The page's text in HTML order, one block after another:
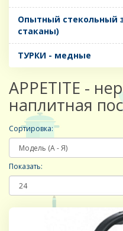
Опытный стекольный
стаканы)
ТУРКИ - медные
APPETITE -
наплитная
Сортировка:
Показать: